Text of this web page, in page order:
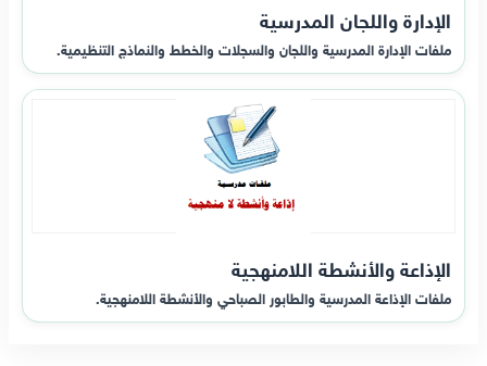
الإدارة واللجان المدرسية
ملفات الإدارة المدرسية واللجان والسجلات والخطط والنماذج التنظيمية.
الإذاعة والأنشطة اللامنهجية
ملفات الإذاعة المدرسية والطابور الصباحي والأنشطة اللامنهجية.